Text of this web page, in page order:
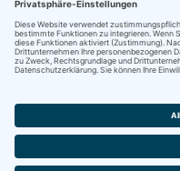
KONTAKT
NOTRUFE & HOTLINES
STADTANZEIGER
PRESSE